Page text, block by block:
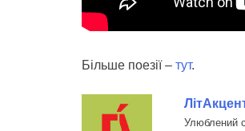
Більше поезії – тут.
Улюблений